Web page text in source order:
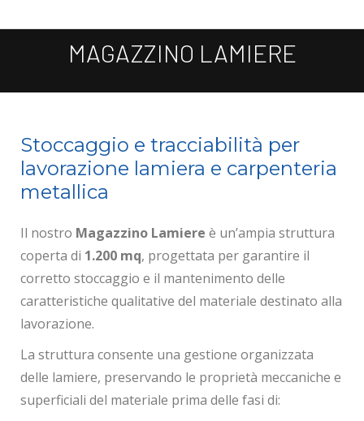
MAGAZZINO LAMIERE
Tu sei qui:
Stoccaggio e tracciabilità per
lavorazione lamiera e carpenteria
metallica
Il nostro Magazzino Lamiere è un’ampia struttura
coperta di 1.200 mq, progettata per garantire il
corretto stoccaggio e il mantenimento delle
caratteristiche qualitative del materiale destinato alla
lavorazione.
La struttura consente una gestione organizzata
delle lamiere, preservando le proprietà meccaniche e
superficiali del materiale prima delle fasi di: